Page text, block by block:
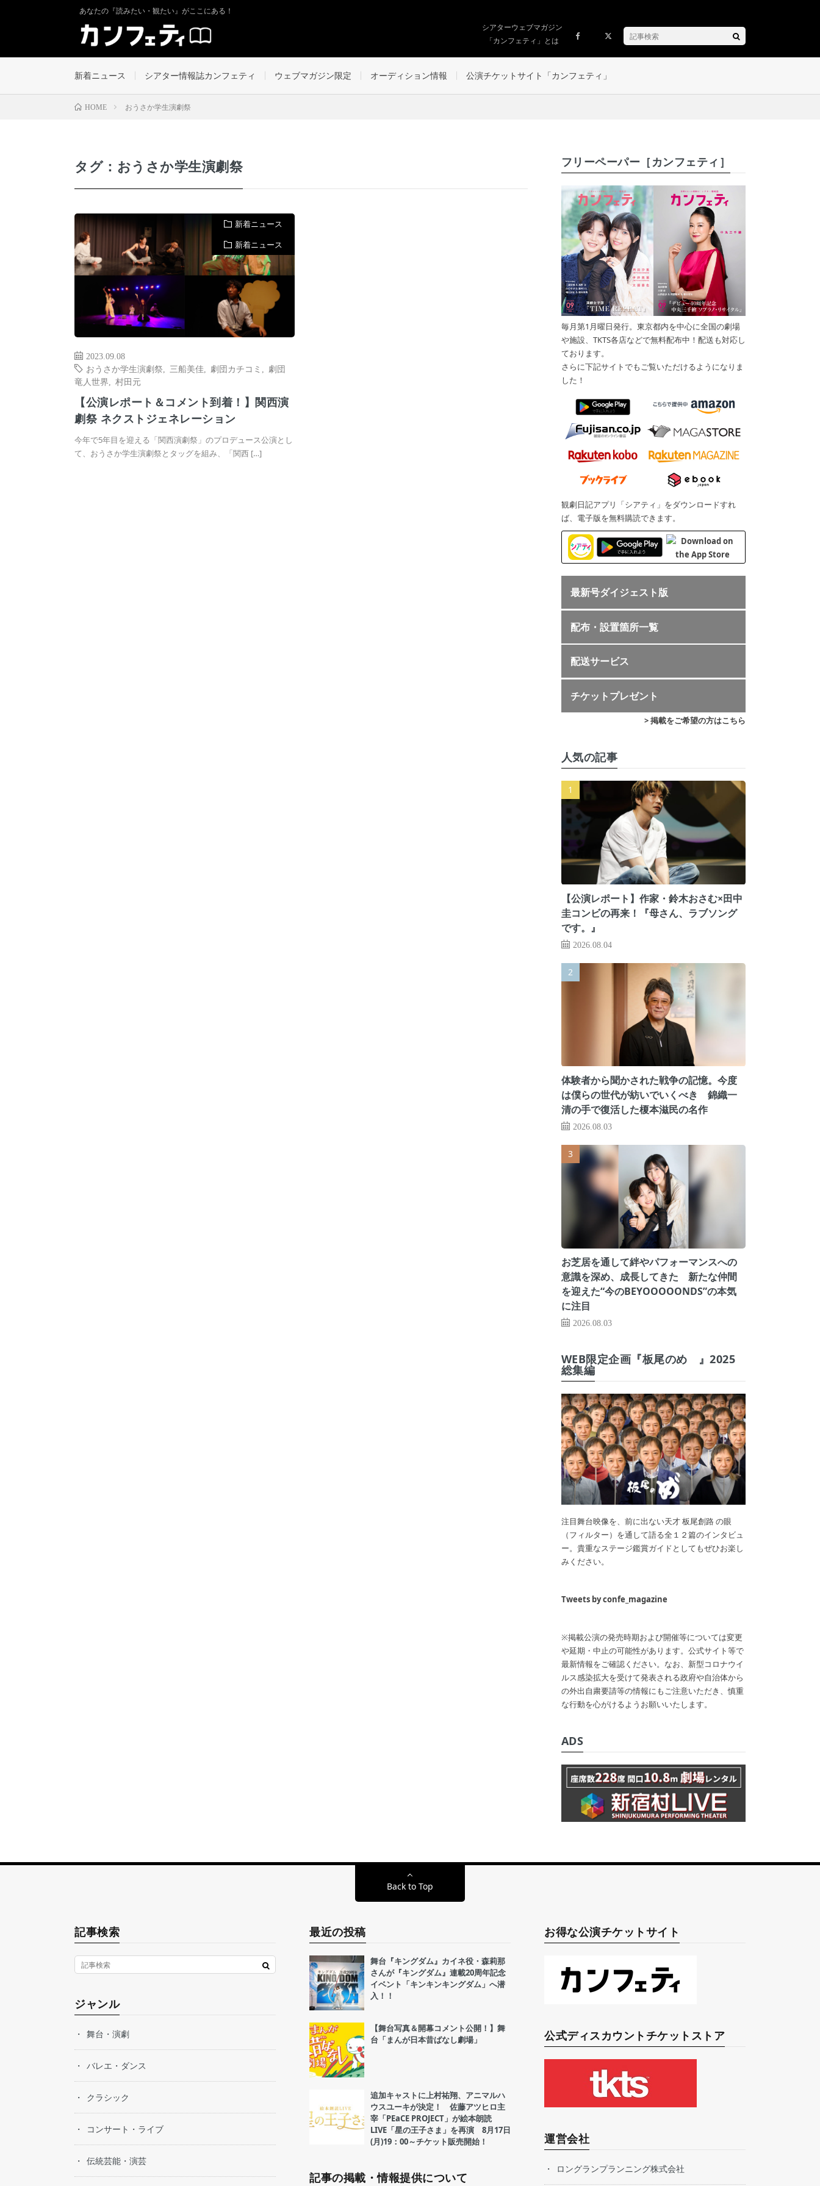
あなたの『読みたい・観たい』がここにある！
シアターウェブマガジン
「カンフェティ」とは
新着ニュース シアター情報誌カンフェティ ウェブマガジン限定 オーディション情報 公演チケットサイト「カンフェティ」
HOME おうさか学生演劇祭
タグ：おうさか学生演劇祭
新着ニュース
新着ニュース
2023.09.08
おうさか学生演劇祭
三船美佳 劇団カチコミ
劇団
竜人世界
村田元
【公演レポート＆コメント到着！】関西演
劇祭 ネクストジェネレーション
今年で5年目を迎える「関西演劇祭」のプロデュース公演とし
て、おうさか学生演劇祭とタッグを組み、「関西 […]
フリーペーパー［カンフェティ］
毎月第1月曜日発行。東京都内を中心に全国の劇場
や施設、TKTS各店などで無料配布中！配送も対応し
ております。
さらに下記サイトでもご覧いただけるようになりま
した！
観劇日記アプリ「シアティ」をダウンロードすれ
ば、電子版を無料購読できます。
最新号ダイジェスト版
配布・設置箇所一覧
配送サービス
チケットプレゼント
> 掲載をご希望の方はこちら
人気の記事
【公演レポート】作家・鈴木おさむ×田中
圭コンビの再来！『母さん、ラブソング
です。』
2026.08.04
体験者から聞かされた戦争の記憶。今度
は僕らの世代が紡いでいくべき 錦織一
清の手で復活した榎本滋民の名作
2026.08.03
お芝居を通して絆やパフォーマンスへの
意識を深め、成長してきた 新たな仲間
を迎えた“今のBEYOOOOONDS”の本気
に注目
2026.08.03
WEB限定企画『板尾のめ゙』2025
総集編
注目舞台映像を、前に出ない天才 板尾創路 の眼
（フィルター）を通して語る全１２篇のインタビュ
ー。貴重なステージ鑑賞ガイドとしてもぜひお楽し
みください。
Tweets by confe_magazine
※掲載公演の発売時期および開催等については変更
や延期・中止の可能性があります。公式サイト等で
最新情報をご確認ください。なお、新型コロナウイ
ルス感染拡大を受けて発表される政府や自治体から
の外出自粛要請等の情報にもご注意いただき、慎重
な行動を心がけるようお願いいたします。
ADS
Back to Top
記事検索
ジャンル
舞台・演劇
バレエ・ダンス
クラシック
コンサート・ライブ
伝統芸能・演芸
最近の投稿
舞台『キングダム』カイネ役・森莉那
さんが『キングダム』連載20周年記念
イベント「キンキンキングダム」へ潜
入！！
【舞台写真＆開幕コメント公開！】舞
台「まんが日本昔ばなし劇場」
追加キャストに上村祐翔、アニマルハ
ウスユーキが決定！ 佐藤アツヒロ主
宰「PEaCE PROJECT」が絵本朗読
LIVE「星の王子さま」を再演 8月17日
(月)19：00～チケット販売開始！
記事の掲載・情報提供について
お得な公演チケットサイト
公式ディスカウントチケットストア
運営会社
ロングランプランニング株式会社